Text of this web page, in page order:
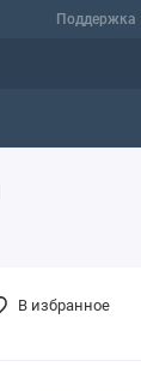
Поддержка
В избранное